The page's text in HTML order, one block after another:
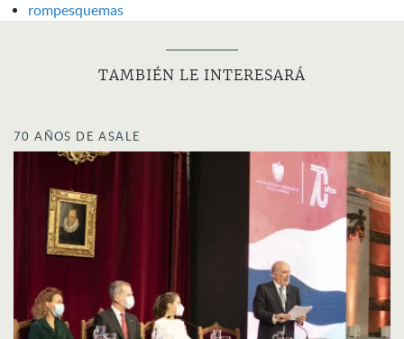
rompesquemas
TAMBIÉN LE INTERESARÁ
70 AÑOS DE ASALE